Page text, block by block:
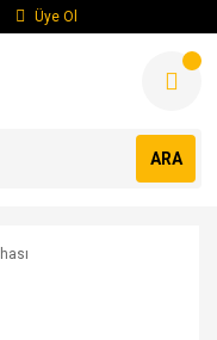
Üye Ol
ARA